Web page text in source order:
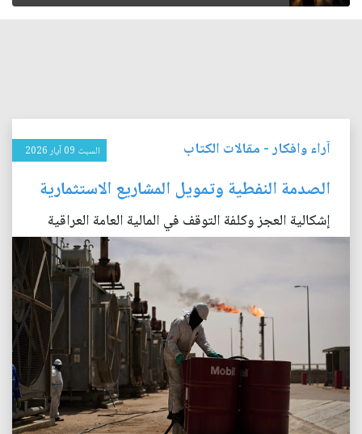
آراء وافكار- مقالات الكتاب السبت 09 آيار 2026
الصدمة النفطية وتمويل المشاريع الاستثمارية
إشكالية العجز وكلفة التوقف في المالية العامة العراقية